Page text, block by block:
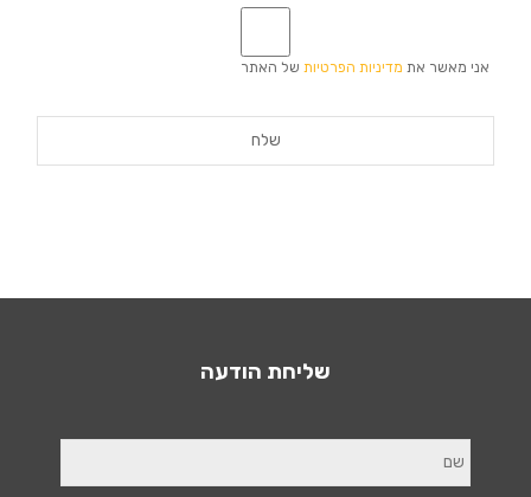
אני מאשר את מדיניות הפרטיות של האתר
שליחת הודעה